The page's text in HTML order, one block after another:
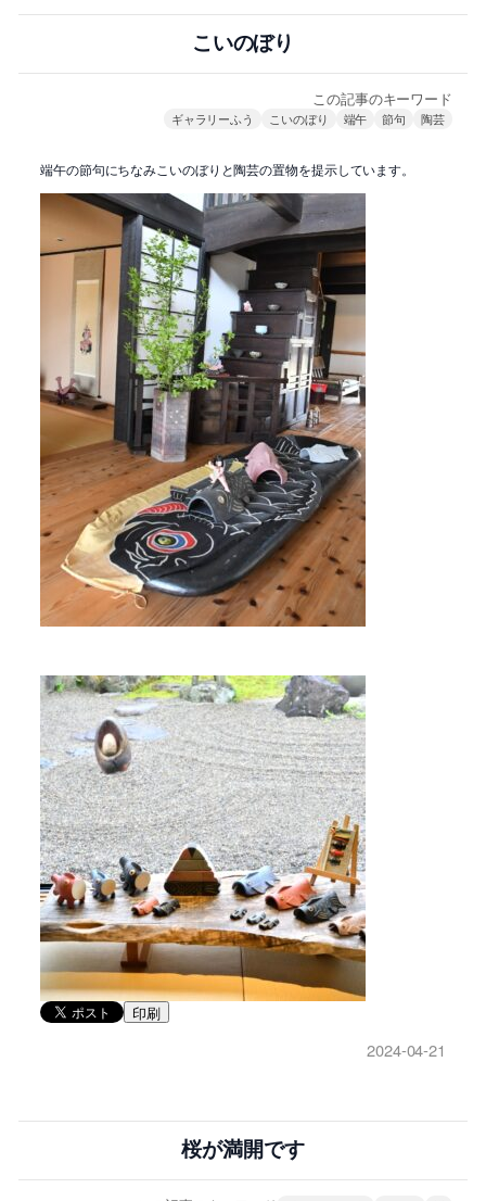
こいのぼり
この記事のキーワード
ギャラリーふう こいのぼり 端午 節句 陶芸
端午の節句にちなみこいのぼりと陶芸の置物を提示しています。
印刷
2024-04-21
桜が満開です